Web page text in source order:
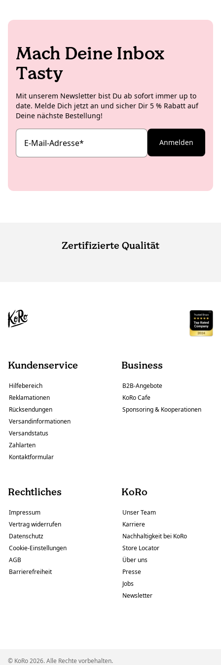
Mach Deine Inbox
Tasty
Mit unserem Newsletter bist Du ab sofort immer up to
date. Melde Dich jetzt an und sicher Dir 5 % Rabatt auf
Deine nächste Bestellung!
E-Mail-Adresse* Anmelden
Zertifizierte Qualität
Kundenservice
Hilfebereich
Reklamationen
Rücksendungen
Versandinformationen
Versandstatus
Zahlarten
Kontaktformular
Business
B2B-Angebote
KoRo Cafe
Sponsoring & Kooperationen
Rechtliches
Impressum
Vertrag widerrufen
Datenschutz
Cookie-Einstellungen
AGB
Barrierefreiheit
KoRo
Unser Team
Karriere
Nachhaltigkeit bei KoRo
Store Locator
Über uns
Presse
Jobs
Newsletter
© KoRo 2026. Alle Rechte vorbehalten.